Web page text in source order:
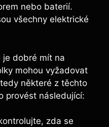
nebo baterií.
všechny elektrické
je dobré mít na
mohou vyžadovat
některé z těchto
provést následující:
zda se